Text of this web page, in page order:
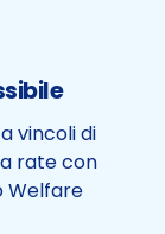
vincoli di
rate con
Welfare